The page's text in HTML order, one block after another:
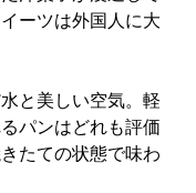
ーツは外国人に大
と美しい空気。軽
パンはどれも評価
たての状態で味わ